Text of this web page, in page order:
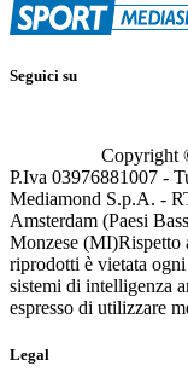
Seguici su
Copyright
P.Iva 03976881007 -
Mediamond S.p.A. -
Amsterdam (Paesi
Monzese (MI)Rispetto
riprodotti è vietata
sistemi di intelligenza
espresso di utilizzare
Legal